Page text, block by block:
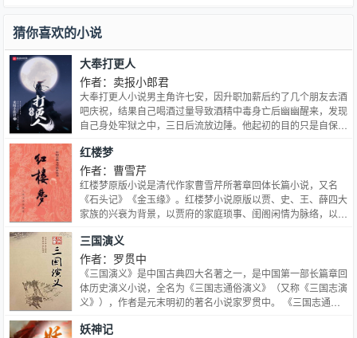
猜你喜欢的小说
大奉打更人
作者：卖报小郎君
大奉打更人小说男主角许七安，因升职加薪后约了几个朋友去酒
吧庆祝，结果自己喝酒过量导致酒精中毒身亡后幽幽醒来，发现
自己身处牢狱之中，三日后流放边陲。他起初的目的只是自保，
七安回首前尘，身后是早已逝去的敌人，以及累累白骨。
红楼梦
作者：曹雪芹
红楼梦原版小说是清代作家曹雪芹所著章回体长篇小说，又名
《石头记》《金玉缘》。红楼梦小说原版以贾、史、王、薛四大
家族的兴衰为背景，以贾府的家庭琐事、闺阁闲情为脉络，以贾
和金陵十二钗为中心的正邪两赋有情人的人性美和悲剧美，通过
家族悲剧、女儿悲剧及主人公的人生悲剧，揭示出封建末世危
机。 《红楼梦》是一部具有世界影响力的人情小说作品，举世
公认的中国古典小说巅峰之作，中国封建社会的百科全书，传统
文化的集大成者。 《红楼梦》新版通行本前80回据脂本汇校，
整理”，作者尚有较大争议。
三国演义
作者：罗贯中
《三国演义》是中国古典四大名著之一，是中国第一部长篇章回
体历史演义小说，全名为《三国志通俗演义》（又称《三国志演
义》），作者是元末明初的著名小说家罗贯中。 《三国志通俗
毛宗岗对《三国演义》整顿回目、修正文辞、改换诗文。
妖神记